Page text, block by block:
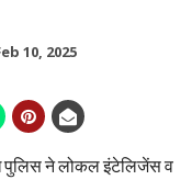
10, 2025
पुलिस ने लोकल इंटेलिजेंस व